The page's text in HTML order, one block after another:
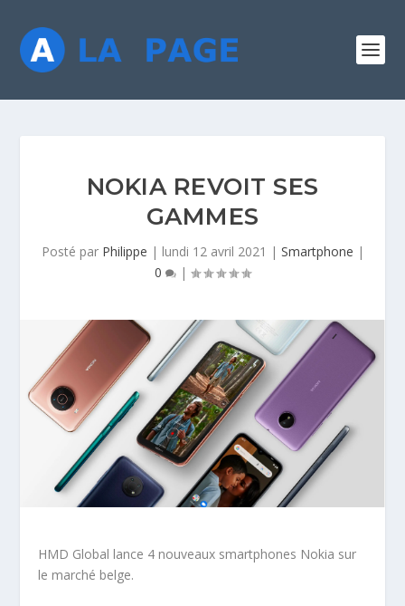
NOKIA REVOIT SES
GAMMES
Posté par Philippe | lundi 12 avril 2021 | Smartphone |
0
|
HMD Global lance 4 nouveaux smartphones Nokia sur
le marché belge.